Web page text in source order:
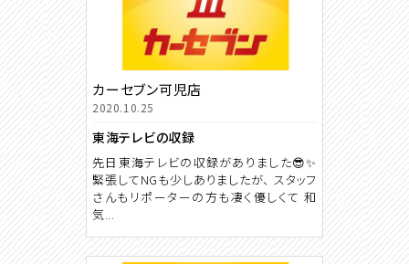
カーセブン可児店
2020.10.25
東海テレビの収録
先日東海テレビの収録がありました😎✨
緊張してNGも少しありましたが、 スタッフ
さんもリポーターの方も凄く優しくて 和
気...